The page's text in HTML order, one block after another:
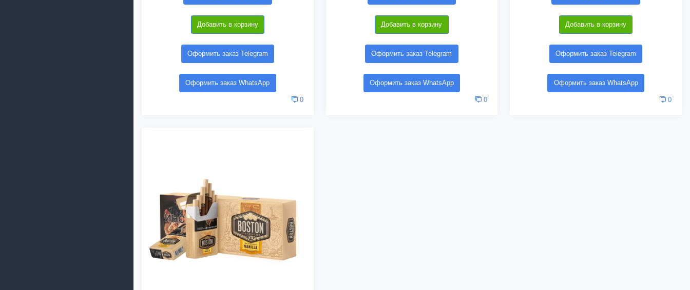
Добавить в корзину
Оформить заказ Telegram
Оформить заказ WhatsApp
0
Добавить в корзину
Оформить заказ Telegram
Оформить заказ WhatsApp
0
Добавить в корзину
Оформить заказ Telegram
Оформить заказ WhatsApp
0